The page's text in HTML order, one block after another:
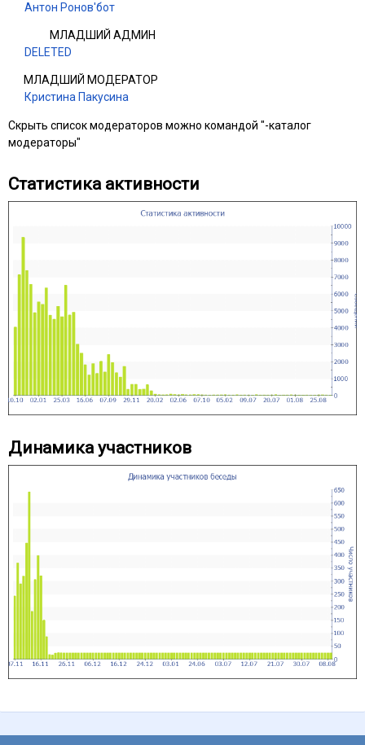
Антон Ронов'бот
МЛАДШИЙ АДМИН
DELETED
МЛАДШИЙ МОДЕРАТОР
Кристина Пакусина
Скрыть список модераторов можно командой "-каталог
модераторы"
Статистика активности
Динамика участников